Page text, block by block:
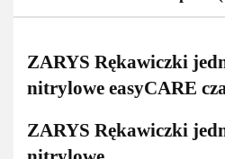
ZARYS Rękawiczki
nitrylowe easyCARE
ZARYS Rękawiczki